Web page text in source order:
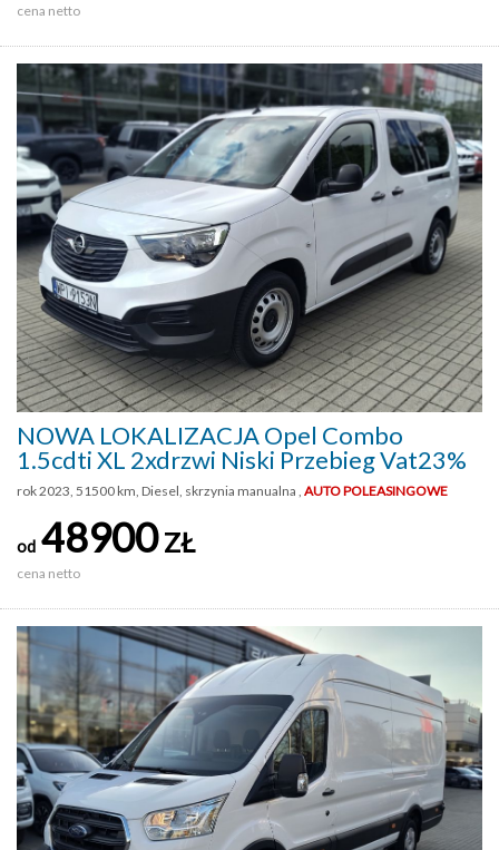
cena netto
NOWA LOKALIZACJA Opel Combo
1.5cdti XL 2xdrzwi Niski Przebieg Vat23%
rok 2023, 51500 km, Diesel, skrzynia manualna , AUTO POLEASINGOWE
od 48900ZŁ
cena netto